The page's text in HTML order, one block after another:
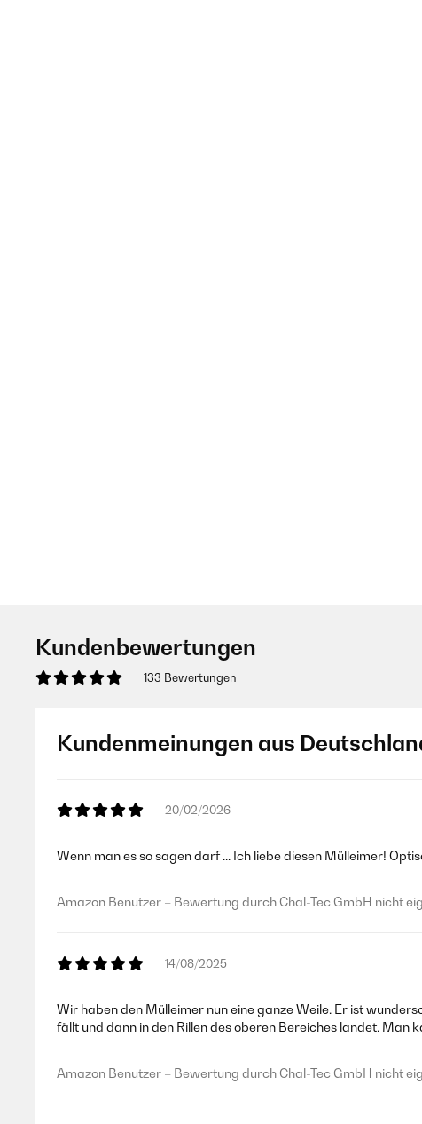
Kundenbewertungen
133 Bewertungen
Kundenmeinungen aus
20/02/2026
Wenn man es so sagen darf ... Ich liebe diesen Mülleimer!
Amazon Benutzer – Bewertung durch Chal-Tec GmbH nicht
14/08/2025
Wir haben den Mülleimer nun eine ganze Weile. Er ist
fällt und dann in den Rillen des oberen Bereiches landet. Man
Amazon Benutzer – Bewertung durch Chal-Tec GmbH nicht